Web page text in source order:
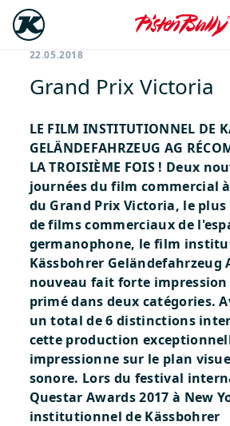
22.05.2018
Grand Prix Victoria
LE FILM INSTITUTIONNEL DE
GELÄNDEFAHRZEUG AG
LA TROISIÈME FOIS ! Deux
journées du film commercial
du Grand Prix Victoria, le
de films commerciaux de
germanophone, le film
Kässbohrer Geländefahrzeug
nouveau fait forte
primé dans deux catégories.
un total de 6 distinctions
cette production
impressionne sur le plan
sonore. Lors du festival
Questar Awards2017 à New
institutionnel de Kässbohrer